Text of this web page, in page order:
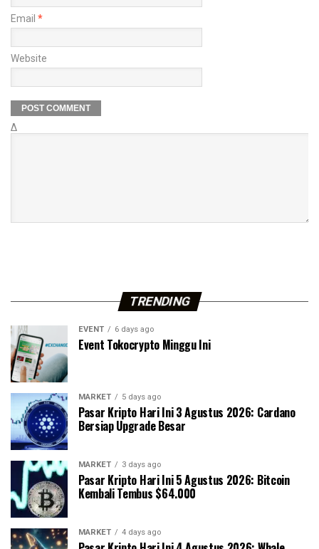
Email *
Website
Δ
TRENDING
EVENT 6 days ago
Event Tokocrypto Minggu Ini
MARKET 5 days ago
Pasar Kripto Hari Ini 3 Agustus 2026: Cardano
Bersiap Upgrade Besar
MARKET 3 days ago
Pasar Kripto Hari Ini 5 Agustus 2026: Bitcoin
Kembali Tembus $64.000
MARKET 4 days ago